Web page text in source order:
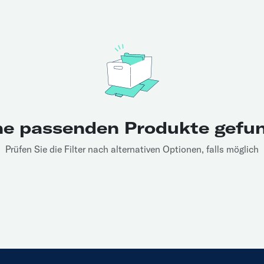
passenden Produkte
Prüfen Sie die Filter nach alternativen Optionen, falls möglich